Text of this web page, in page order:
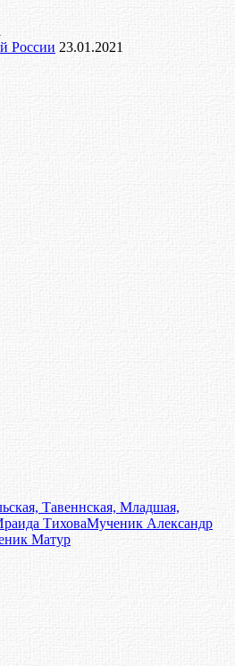
России 23.01.2021
Тавеннская, Младшая,
ТиховаМученик Александр
Матур